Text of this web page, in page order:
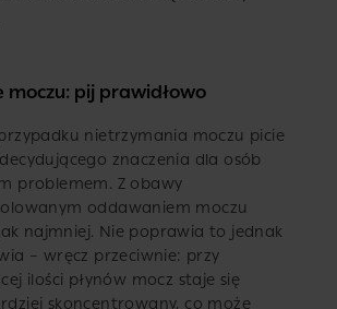
moczu: pij prawidłowo
nietrzymania moczu picie
znaczenia dla osób
problemem. Z obawy
oddawaniem moczu
najmniej. Nie poprawia to jednak
– wręcz przeciwnie: przy
ilości płynów mocz staje się
skoncentrowany, co może